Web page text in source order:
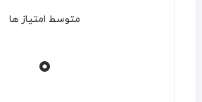
متوسط امتیاز ها
۰